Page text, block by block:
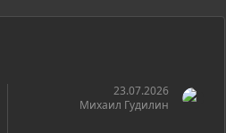
23.07.2026
Михаил Гудилин